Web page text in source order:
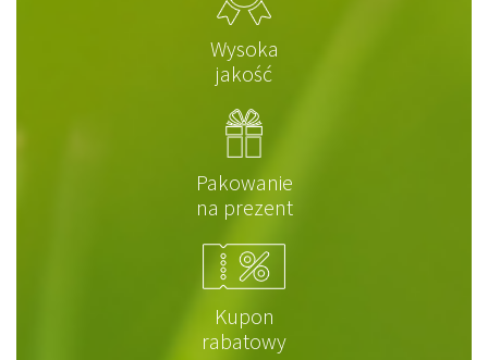
Wysoka
jakość
Pakowanie
na prezent
Kupon
rabatowy